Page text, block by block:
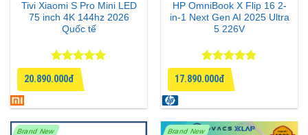
Tivi Xiaomi S Pro Mini LED
75 inch 4K 144hz 2026
Quốc tế
Được xếp
hạng
55
sao
20.890.000đ
HP OmniBook X Flip 16 2-
in-1 Next Gen AI 2025 Ultra
5 226V
Được xếp
hạng
4.75
5 sao
17.890.000đ
Brand New Brand New